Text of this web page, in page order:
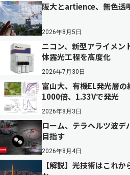
阪大とartience、無色透
2026年8月5日
ニコン、新型アライメ
体露光工程を高度化
2026年7月30日
富山大、有機EL発光層
1000倍、1.33Vで発光
2026年8月3日
ローム、テラヘルツ波
目指す
2026年8月4日
【解説】光技術はこれ